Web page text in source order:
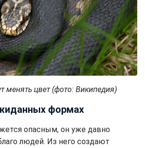
менять цвет (фото: Википедия)
формах
опасным, он уже давно
людей. Из него создают